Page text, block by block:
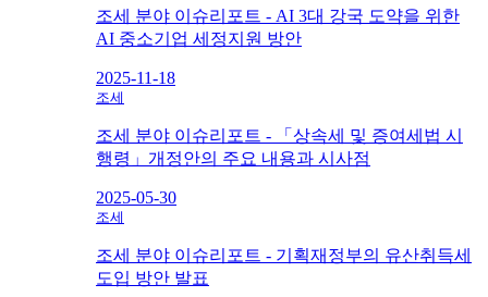
조세 분야 이슈리포트 - AI 3대 강국 도약을 위한
AI 중소기업 세정지원 방안
2025-11-18
조세
조세 분야 이슈리포트 - 「상속세 및 증여세법 시
행령」개정안의 주요 내용과 시사점
2025-05-30
조세
조세 분야 이슈리포트 - 기획재정부의 유산취득세
도입 방안 발표